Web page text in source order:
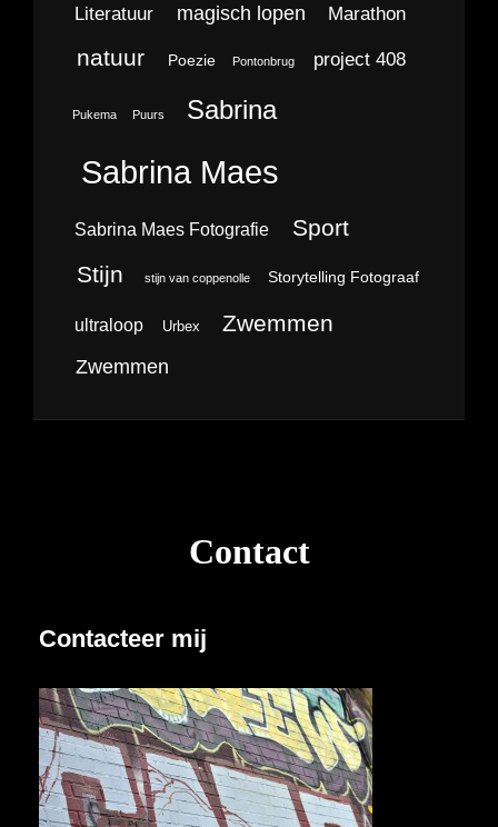
Literatuur magisch lopen Marathon
natuur Poezie Pontonbrug project 408
Pukema Puurs Sabrina
Sabrina Maes
Sabrina Maes Fotografie Sport
Stijn stijn van coppenolle Storytelling Fotograaf
ultraloop Urbex Zwemmen
Zwemmen
Contact
Contacteer mij